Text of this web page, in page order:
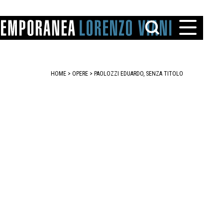
HOME > OPERE > PAOLOZZI EDUARDO, SENZA TITOLO